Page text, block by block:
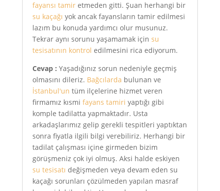
fayansı tamiretmeden gitti. Şuan herhangi bir
su kaçağı yok ancak fayansların tamir edilmesi
lazım bu konuda yardımcı olur musunuz.
Tekrar aynı sorunu yaşamamak için su
tesisatının kontrol edilmesini rica ediyorum.
Cevap : Yaşadığınız sorun nedeniyle geçmiş
olmasını dileriz. Bağcılarda bulunan ve
İstanbul'un tüm ilçelerine hizmet veren
firmamız kısmi fayans tamiri yaptığı gibi
komple tadilatta yapmaktadır. Usta
arkadaşlarımız gelip gerekli tespitleri yaptıktan
sonra fiyatla ilgili bilgi verebiliriz. Herhangi bir
tadilat çalışması içine girmeden bizim
görüşmeniz çok iyi olmuş. Aksi halde eskiyen
su tesisatı değişmeden veya devam eden su
kaçağı sorunları çözülmeden yapılan masraf